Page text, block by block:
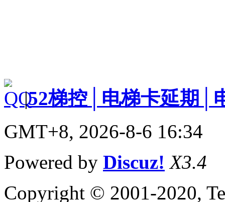
|52梯控│电梯卡延期│
GMT+8, 2026-8-6 16:34
Powered by Discuz! X3.4
Copyright © 2001-2020,